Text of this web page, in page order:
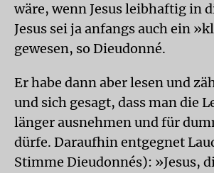
wäre, wenn Jesus leibhaftig in
Jesus sei ja anfangs auch ein
gewesen, so Dieudonné.
Er habe dann aber lesen und
und sich gesagt, dass man die
länger ausnehmen und für
dürfe. Daraufhin entgegnet
Stimme Dieudonnés): »Jesus,